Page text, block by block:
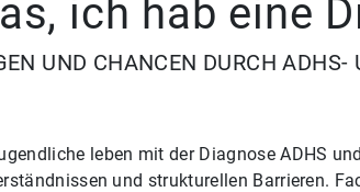
ich hab eine
UND CHANCEN DURCH
leben mit der Diagnose ADHS
und strukturellen Barrieren.